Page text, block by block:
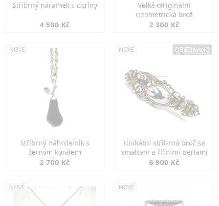
Stříbrný náramek s citríny
4 500 Kč
Velká oiriginální
geometrická brož
2 300 Kč
NOVÉ
Stříbrný náhrdelník s
černým korálem
2 700 Kč
NOVÉ OBJEDNÁNO
Unikátní stříbrná brož se
smaltem a říčními perlami
6 900 Kč
NOVÉ NOVÉ